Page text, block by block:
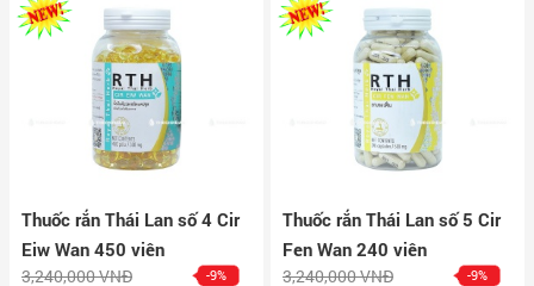
Thuốc rắn Thái Lan số 4 Cir
Eiw Wan 450 viên
3,240,000 VNĐ -9%
Thuốc rắn Thái Lan số 5 Cir
Fen Wan 240 viên
3,240,000 VNĐ -9%